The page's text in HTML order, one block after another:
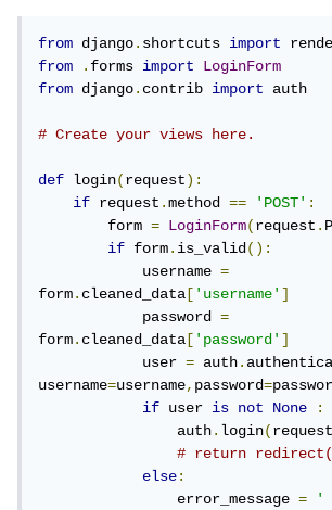
from django.shortcuts import
from
.forms import
LoginForm
from django.contrib import auth
# Create your views here.
def login(request):
if request.method == 'POST':
        form
= LoginForm(request.
if form.is_valid():
            username
=
form.cleaned_data ['username']
            password
=
form.cleaned_data ['password']
            user
= auth.
username=username,password=
if user is not None
:
                auth
.login(
# return
else:
                error_message
=
'معلومات الدخول